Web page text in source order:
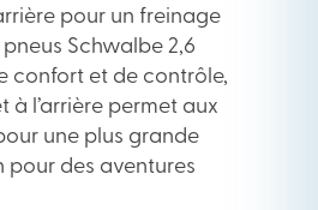
pour un freinage
Schwalbe 2,6
confort et de contrôle,
à l’arrière permet aux
une plus grande
pour des aventures